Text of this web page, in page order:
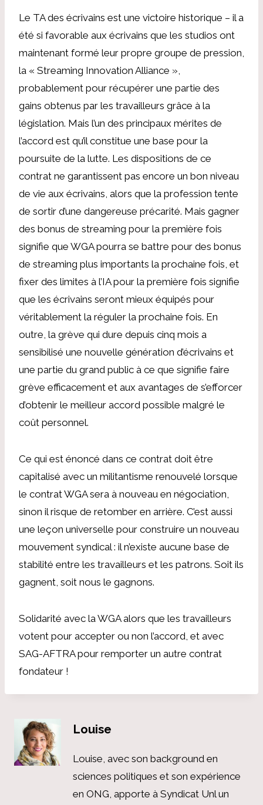
Le TA des écrivains est une victoire historique – il a
été si favorable aux écrivains que les studios ont
maintenant formé leur propre groupe de pression,
la « Streaming Innovation Alliance »,
probablement pour récupérer une partie des
gains obtenus par les travailleurs grâce à la
législation. Mais l’un des principaux mérites de
l’accord est qu’il constitue une base pour la
poursuite de la lutte. Les dispositions de ce
contrat ne garantissent pas encore un bon niveau
de vie aux écrivains, alors que la profession tente
de sortir d’une dangereuse précarité. Mais gagner
des bonus de streaming pour la première fois
signifie que WGA pourra se battre pour des bonus
de streaming plus importants la prochaine fois, et
fixer des limites à l’IA pour la première fois signifie
que les écrivains seront mieux équipés pour
véritablement la réguler la prochaine fois. En
outre, la grève qui dure depuis cinq mois a
sensibilisé une nouvelle génération d’écrivains et
une partie du grand public à ce que signifie faire
grève efficacement et aux avantages de s’efforcer
d’obtenir le meilleur accord possible malgré le
coût personnel.
Ce qui est énoncé dans ce contrat doit être
capitalisé avec un militantisme renouvelé lorsque
le contrat WGA sera à nouveau en négociation,
sinon il risque de retomber en arrière. C’est aussi
une leçon universelle pour construire un nouveau
mouvement syndical : il n’existe aucune base de
stabilité entre les travailleurs et les patrons. Soit ils
gagnent, soit nous le gagnons.
Solidarité avec la WGA alors que les travailleurs
votent pour accepter ou non l’accord, et avec
SAG-AFTRA pour remporter un autre contrat
fondateur !
Louise
Louise, avec son background en
sciences politiques et son expérience
en ONG, apporte à Syndicat Unl un